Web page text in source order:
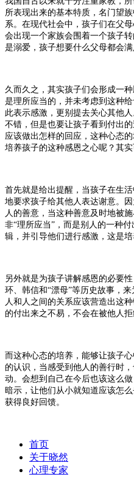
所表现出来的基本特质，名门望
系。在现代社会中，孩子们在父
会出现一个家族会围着一个孩子
是溺爱，孩子想要什么父母都会满
久而久之，其实孩子们会形成一
是理所应当的，并未考虑到这种
此表示感激，更别提去关心其他
不错，但是也要让孩子看到付出
应该做出怎样的回应，这种心态
培养孩子的这种感恩之心呢？其实
首先就是给出提醒，当孩子在生
地要求孩子给其他人表达谢意。
人的善意，当这种善意及时地被
非“理所应当”，而是别人的一种
辑，并引导他们进行感激，这是培
另外就是为孩子讲解感恩的必要
环、韩信和“漂母”等历史故事，
人和人之间的关系应该营造出这
的付出来之不易，不会在被他人拒
而这种心态的培养，能够让孩子
的认识，当感受到他人的善行时
动。会想到自己在今后也该这么
暗示，让他们从小就知道应该怎
获得良好回馈。
首页
关于晓然
心理专家